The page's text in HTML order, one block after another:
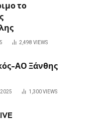
το
2,498 VIEWS
ΑΟ Ξάνθης
1,300VIEWS